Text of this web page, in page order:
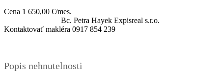
Cena 1 650,00 €/mes.
Bc. Petra Hayek Expisreal s.r.o.
Kontaktovať makléra 0917 854 239
Popis nehnutelnosti